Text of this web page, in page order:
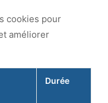
cookies pour
améliorer
Durée